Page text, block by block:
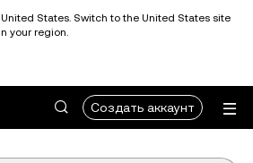
States. Switch to the United States site
your region.
Создать аккаунт